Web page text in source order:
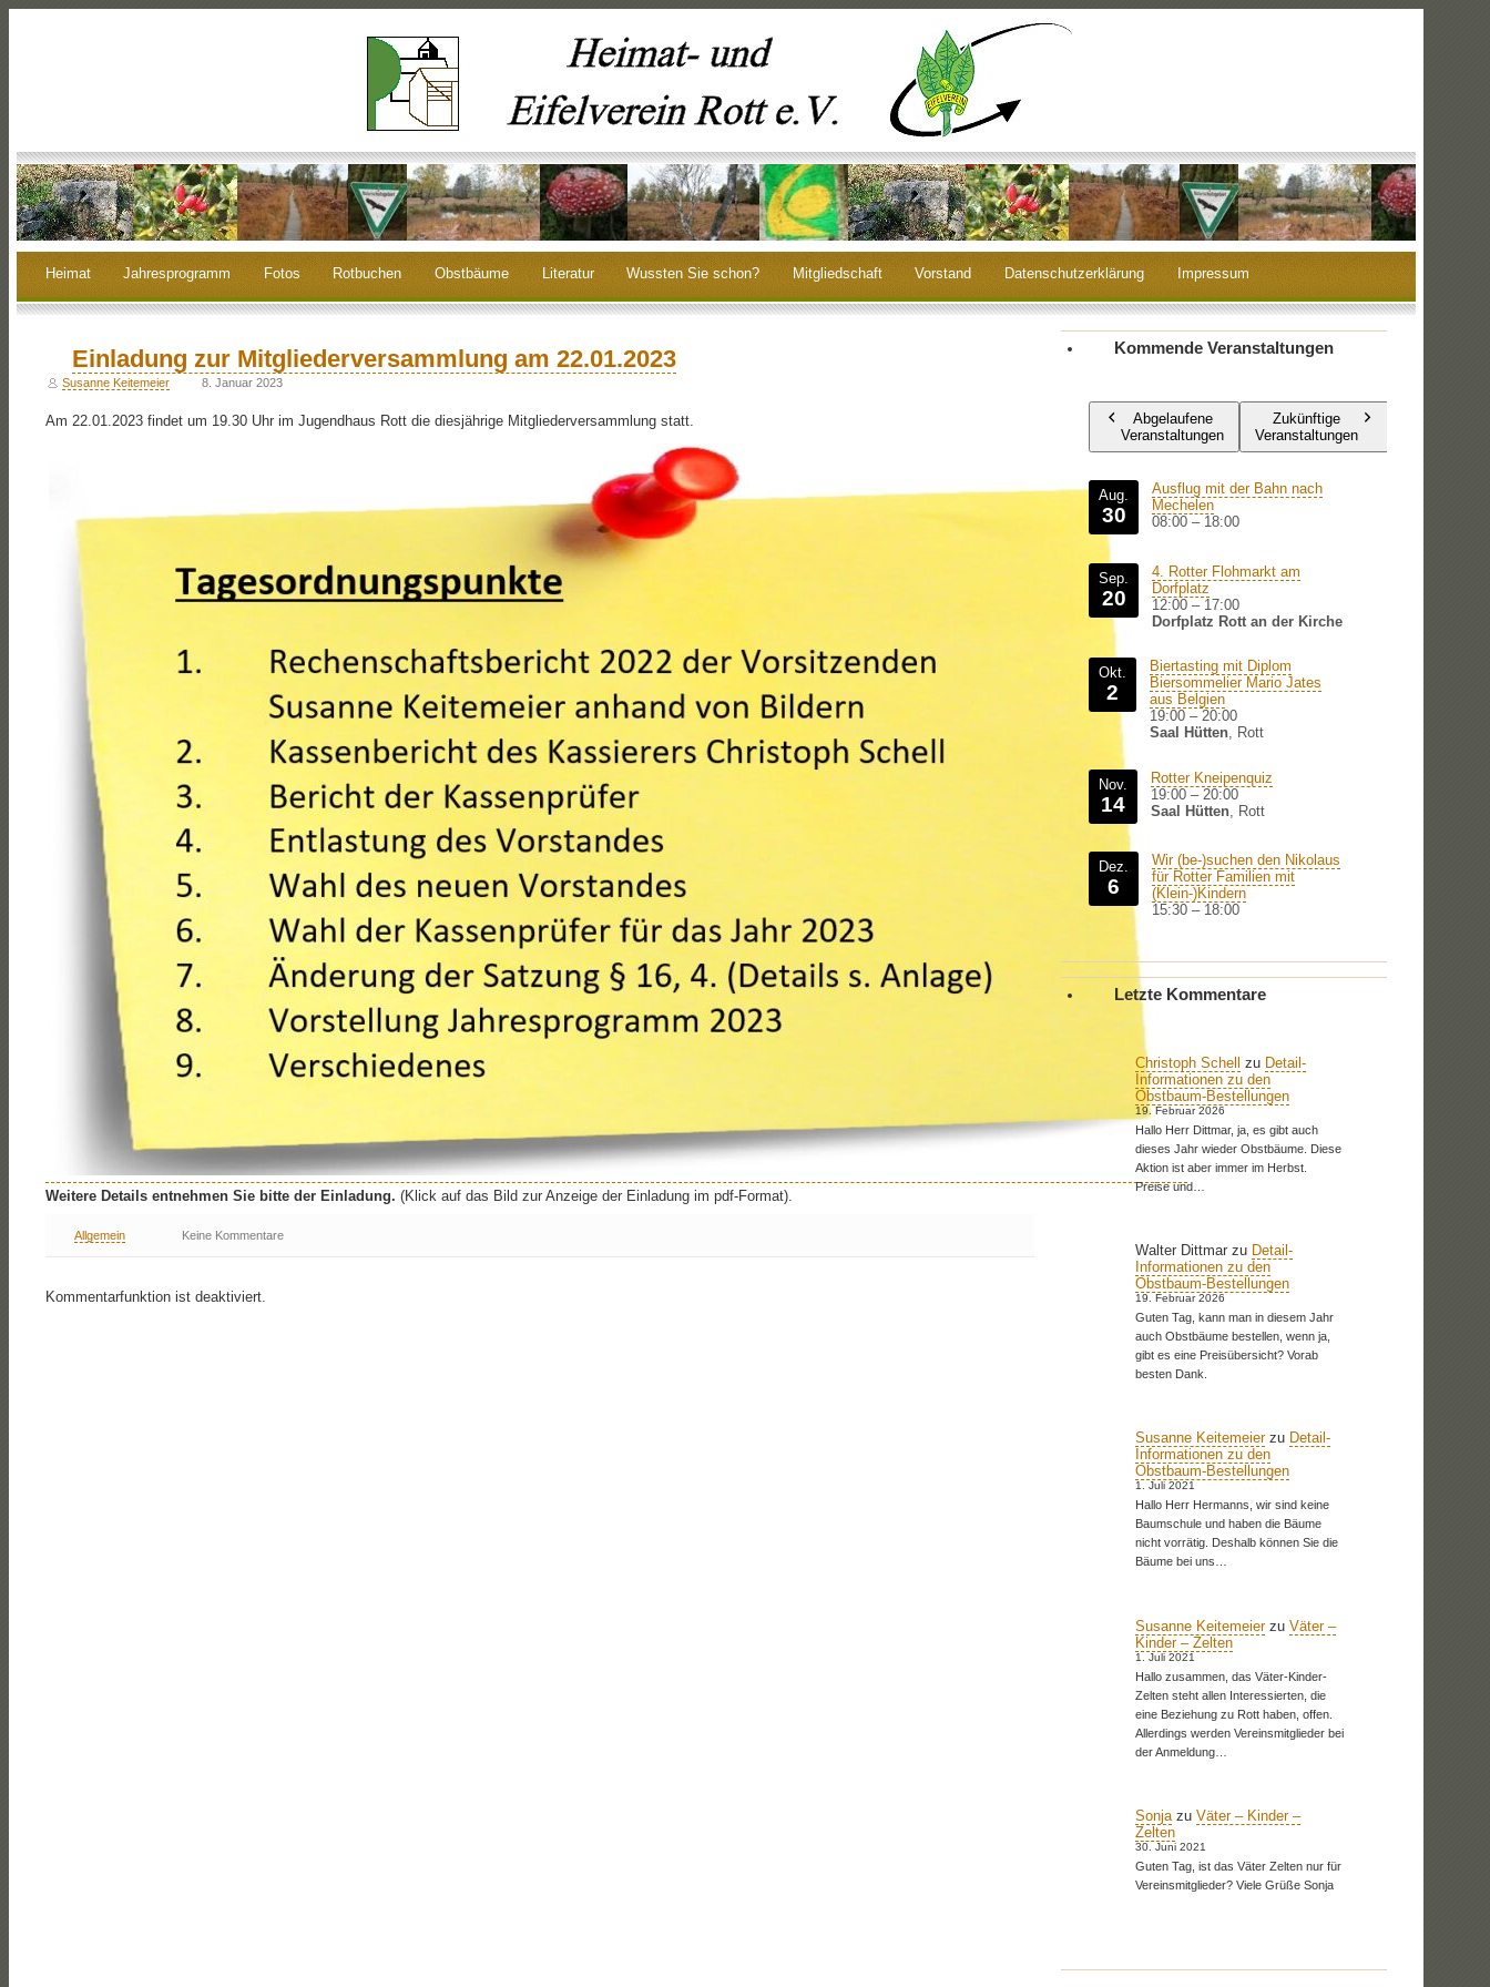
Heimat Jahresprogramm Fotos Rotbuchen Obstbäume Literatur Wussten Sie schon? Mitgliedschaft Vorstand Datenschutzerklärung Impressum
Einladung zur Mitgliederversammlung am 22.01.2023
Susanne Keitemeier 8. Januar 2023
Am 22.01.2023 findet um 19.30 Uhr im Jugendhaus Rott die diesjährige Mitgliederversammlung statt.
Weitere Details entnehmen Sie bitte der Einladung. (Klick auf das Bild zur Anzeige der Einladung im pdf-Format).
Allgemein Keine Kommentare
Kommentarfunktion ist deaktiviert.
Kommende Veranstaltungen
Abgelaufene
Veranstaltungen
Zukünftige
Veranstaltungen
Aug.
30
Ausflug mit der Bahn nach
Mechelen
08:00 – 18:00
Sep.
20
4. Rotter Flohmarkt am
Dorfplatz
12:00 – 17:00
Dorfplatz Rott an der Kirche
Okt.
2
Biertasting mit Diplom
Biersommelier Mario Jates
aus Belgien
19:00 – 20:00
Saal Hütten, Rott
Nov.
14
Rotter Kneipenquiz
19:00 – 20:00
Saal Hütten , Rott
Dez.
6
Wir (be-)suchen den Nikolaus
für Rotter Familien mit
(Klein-)Kindern
15:30 – 18:00
Letzte Kommentare
Christoph Schell zu Detail-
Informationen zu den
Obstbaum-Bestellungen
19. Februar 2026
Hallo Herr Dittmar, ja, es gibt auch
dieses Jahr wieder Obstbäume. Diese
Aktion ist aber immer im Herbst.
Preise und…
Walter Dittmarzu Detail-
Informationen zu den
Obstbaum-Bestellungen
19. Februar 2026
Guten Tag, kann man in diesem Jahr
auch Obstbäume bestellen, wenn ja,
gibt es eine Preisübersicht? Vorab
besten Dank.
Susanne Keitemeierzu Detail-
Informationen zu den
Obstbaum-Bestellungen
1. Juli 2021
Hallo Herr Hermanns, wir sind keine
Baumschule und haben die Bäume
nicht vorrätig. Deshalb können Sie die
Bäume bei uns…
Susanne Keitemeierzu Väter –
Kinder – Zelten
1. Juli 2021
Hallo zusammen, das Väter-Kinder-
Zelten steht allen Interessierten, die
eine Beziehung zu Rott haben, offen.
Allerdings werden Vereinsmitglieder bei
der Anmeldung…
Sonjazu Väter – Kinder –
Zelten
30. Juni 2021
Guten Tag, ist das Väter Zelten nur für
Vereinsmitglieder? Viele Grüße Sonja